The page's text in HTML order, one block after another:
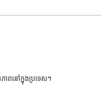
ាពនៅក្នុងប្រទេស។